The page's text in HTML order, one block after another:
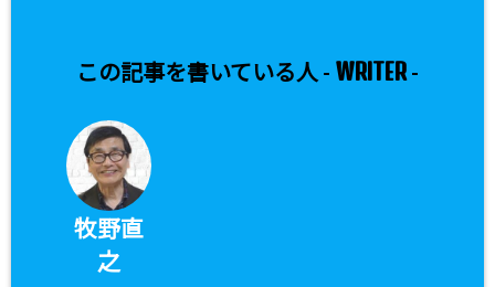
この記事を書いている人 - WRITER-
牧野直
之